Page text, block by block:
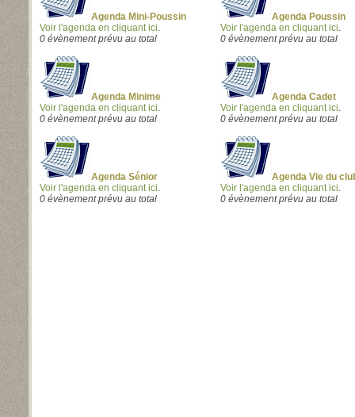
Agenda Mini-Poussin
Agenda Poussin
Voir l'agenda en cliquant ici.
0 évènement prévu au total
Voir l'agenda en cliquant ici.
0 évènement prévu au total
Agenda Minime
Agenda Cadet
Voir l'agenda en cliquant ici.
0 évènement prévu au total
Voir l'agenda en cliquant ici.
0 évènement prévu au total
Agenda Sénior
Agenda Vie du
Voir l'agenda en cliquant ici.
0 évènement prévu au total
Voir l'agenda en cliquant ici.
0 évènement prévu au total